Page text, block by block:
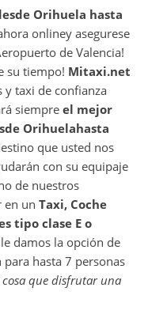
Orihuela hasta
onliney asegurese
de Valencia!
su tiempo! Mitaxi.net
y taxi de confianza
siempre el mejor
Orihuelahasta
que usted nos
con su equipaje
de nuestros
en un Taxi, Coche
tipo clase E o
damos la opción de
hasta 7 personas
que disfrutar una